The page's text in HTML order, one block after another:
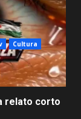
Cultura
relato corto